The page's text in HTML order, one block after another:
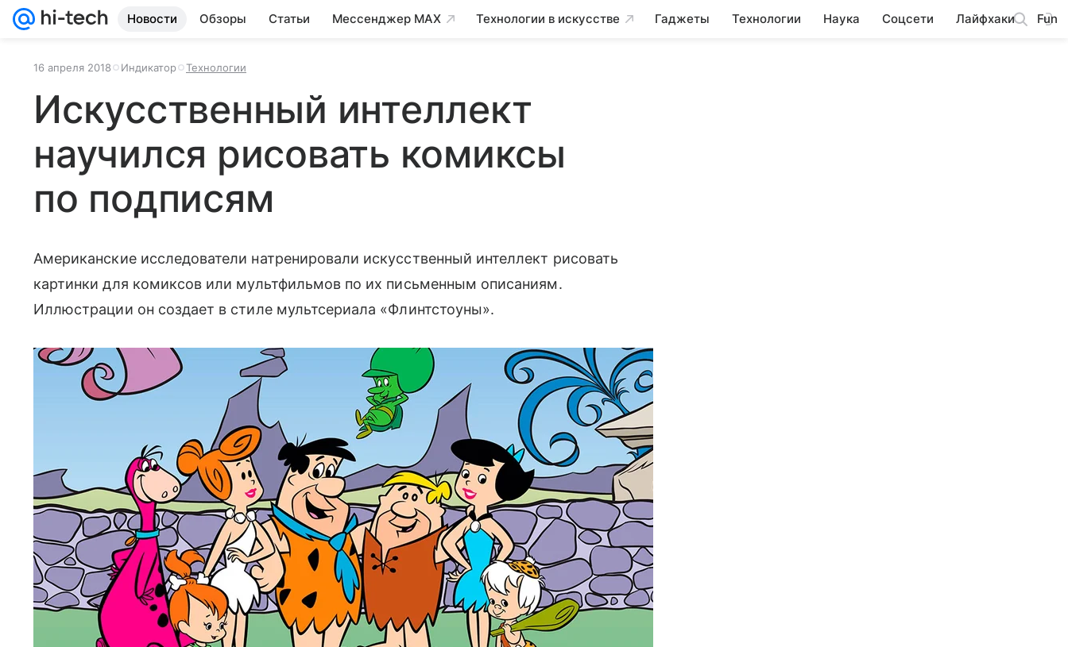
Новости Обзоры Статьи Мессенджер MAX Технологии в искусстве Гаджеты Технологии Наука Соцсети Лайфхаки Fun
16 апреля 2018 Индикатор Технологии
Искусственный интеллект
научился рисовать комиксы
по подписям
Американские исследователи натренировали искусственный интеллект рисовать
картинки для комиксов или мультфильмов по их письменным описаниям.
Иллюстрации он создает в стиле мультсериала «Флинтстоуны».